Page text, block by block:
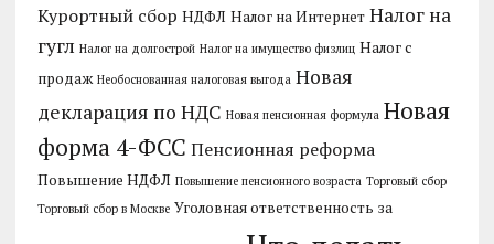
Курортный сбор НДФЛ Налог на Интернет Налог на
гугл Налог на долгострой Налог на имущество физлиц Налог с
продаж Необоснованная налоговая выгода Новая
декларация по НДС Новая пенсионная формула Новая
форма 4-ФСС Пенсионная реформа
Повышение НДФЛ Повышение пенсионного возраста Торговый сбор
Торговый сбор в Москве Уголовная ответственность за